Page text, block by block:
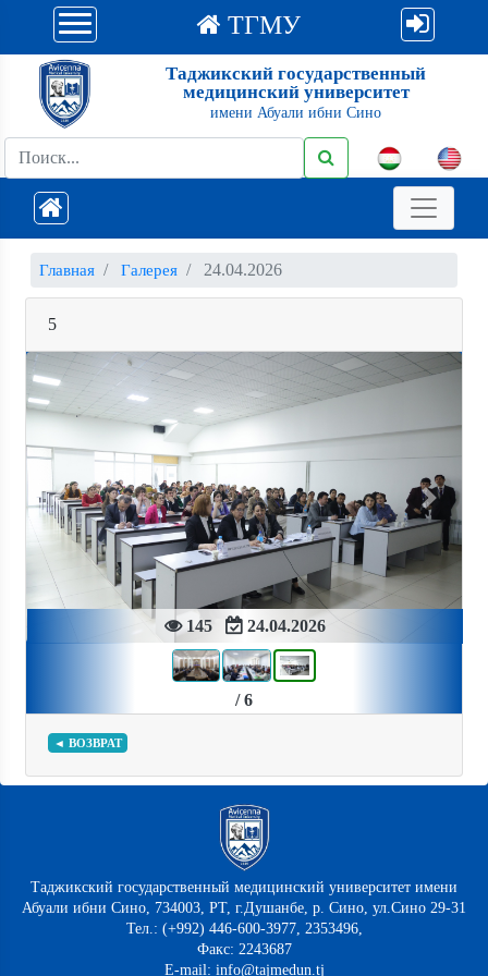
ТГМУ
Таджикский государственный
медицинский университет
имени Абуали ибни Сино
Главная Галерея 24.04.2026
5
145 24.04.2026
Previous Next
/ 6
◄ ВОЗВРАТ
Таджикский государственный медицинский университет имени
Абуали ибни Сино, 734003, РТ, г.Душанбе, р. Сино, ул.Сино 29-31
Тел.: (+992) 446-600-3977, 2353496,
Факс: 2243687
E-mail: info@tajmedun.tj